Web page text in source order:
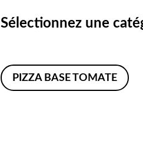
Sélectionnez une
PIZZA BASE TOMATE